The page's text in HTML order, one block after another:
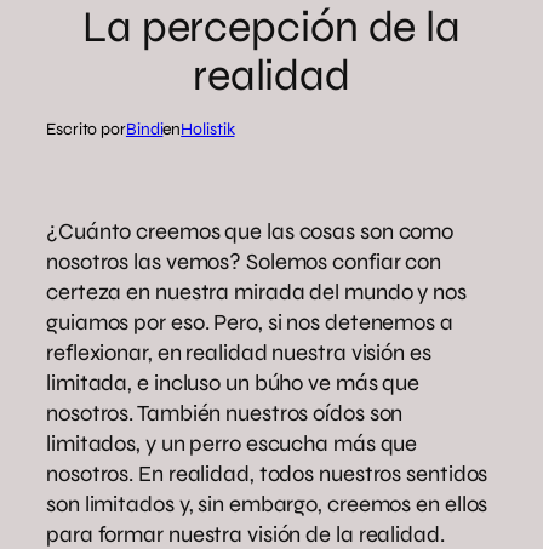
La percepción de la
realidad
Escrito porBindienHolistik
¿Cuánto creemos que las cosas son como
nosotros las vemos? Solemos confiar con
certeza en nuestra mirada del mundo y nos
guiamos por eso. Pero, si nos detenemos a
reflexionar, en realidad nuestra visión es
limitada, e incluso un búho ve más que
nosotros. También nuestros oídos son
limitados, y un perro escucha más que
nosotros. En realidad, todos nuestros sentidos
son limitados y, sin embargo, creemos en ellos
para formar nuestra visión de la realidad.